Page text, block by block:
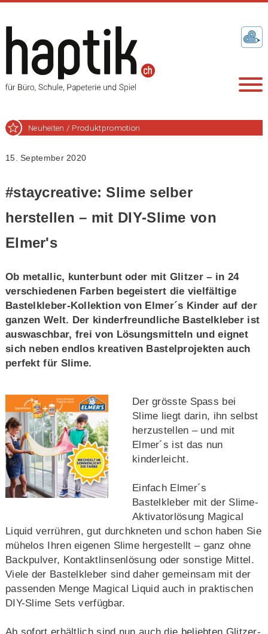
Neuheiten / Produktpromotion
15. September 2020
#staycreative: Slime selber
herstellen – mit DIY-Slime von
Elmer's
Ob metallic, kunterbunt oder mit Glitzer – in 24
verschiedenen Farben begeistert die vielfältige
Bastelkleber-Kollektion von Elmer´s Kinder auf der
ganzen Welt. Der kinderfreundliche Bastelkleber ist
auswaschbar, frei von Lösungsmitteln und eignet
sich neben endlos kreativen Bastelprojekten auch
perfekt für Slime.
Der grösste Spass bei
Slime liegt darin, ihn selbst
herzustellen – und mit
Elmer´s ist das nun
kinderleicht.
Einfach Elmer´s
Bastelkleber mit der Slime-
Aktivatorlösung Magical
Liquid verrühren, gut durchkneten und schon haben Sie
mühelos Ihren eigenen Slime hergestellt – ganz ohne
Backpulver, Kontaktlinsenlösung oder sonstige Mittel.
Viele der Bastelkleber sind daher gemeinsam mit der
passenden Menge Magical Liquid auch in praktischen
DIY-Slime Sets verfügbar.
Ab sofort erhältlich sind nun auch die beliebten Glitzer-